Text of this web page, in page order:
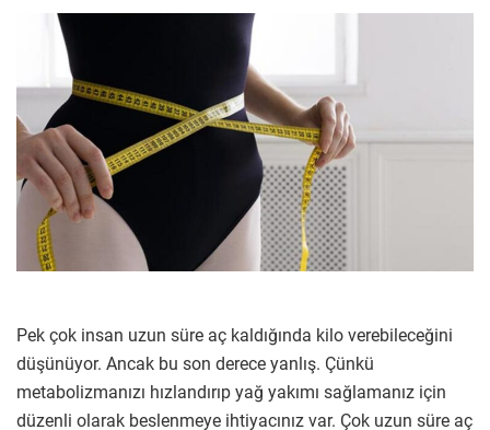
Pek çok insan uzun süre aç kaldığında kilo verebileceğini
düşünüyor. Ancak bu son derece yanlış. Çünkü
metabolizmanızı hızlandırıp yağ yakımı sağlamanız için
düzenli olarak beslenmeye ihtiyacınız var. Çok uzun süre aç